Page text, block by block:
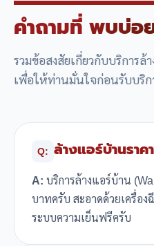
คำถามที่ พบบ่อ
รวมข้อสงสัยเกี่ยวกับบริการ
เพื่อให้ท่านมั่นใจก่อนรับบริก
Q: ล้างแอร์บ้านราค
A: บริการล้างแอร์บ้าน
บาทครับ สะอาดด้วยเครื่อง
ระบบความเย็นฟรีครับ